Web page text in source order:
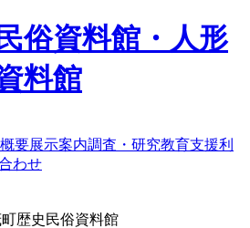
俗資料館・人形
料館
要展示案内調査・研究教育支援利
わせ
歴史民俗資料館